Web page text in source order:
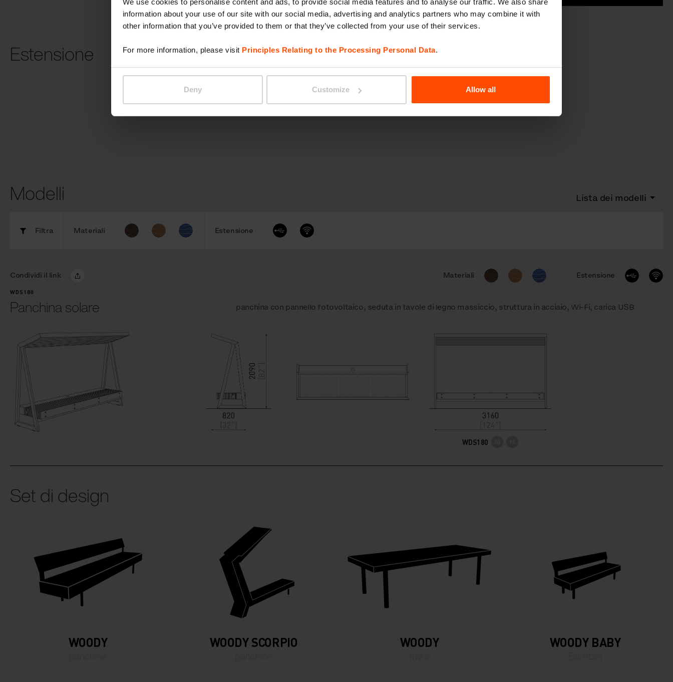
We use cookies to personalise content and ads, to provide social media features and to analyse our traffic. We also share
information about your use of our site with our social media, advertising and analytics partners who may combine it with
other information that you’ve provided to them or that they’ve collected from your use of their services.
For more information, please visit Principles Relating to the Processing Personal Data.
Deny Customize Allow all
Estensione
Alimentazione
Wi-Fi
Modelli Lista dei modelli
Filtra Materiali Estensione
Condividi il link Materiali Estensione
WDS180
Panchina solare panchina con pannello fotovoltaico, seduta in tavole di legno massiccio, struttura in acciaio, Wi-Fi, carica USB
WDS180
Set di design
WOODY WOODY SCORPIO WOODY WOODY BABY